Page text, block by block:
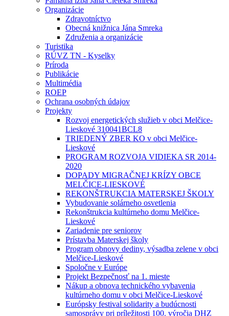
Organizácie
Zdravotníctvo
Obecná knižnica Jána Smreka
Združenia a organizácie
Turistika
RÚVZ TN - Kyselky
Príroda
Publikácie
Multimédia
ROEP
Ochrana osobných údajov
Projekty
Rozvoj energetických služieb v obci Melčice-
Lieskové 310041BCL8
TRIEDENÝ ZBER KO v obci Melčice-
Lieskové
PROGRAM ROZVOJA VIDIEKA SR 2014-
2020
DOPADY MIGRAČNEJ KRÍZY OBCE
MELČICE-LIESKOVÉ
REKONŠTRUKCIA MATERSKEJ ŠKOLY
Vybudovanie solárneho osvetlenia
Rekonštrukcia kultúrneho domu Melčice-
Lieskové
Zariadenie pre seniorov
Prístavba Materskej školy
Program obnovy dediny, výsadba zelene v obci
Melčice-Lieskové
Spoločne v Európe
Projekt Bezpečnosť na 1. mieste
Nákup a obnova technického vybavenia
kultúrneho domu v obci Melčice-Lieskové
Európsky festival solidarity a budúcnosti
samosprávy pri príležitosti 100. výročia DHZ